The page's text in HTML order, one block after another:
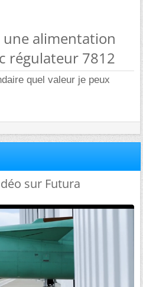
une alimentation
régulateur 7812
quel valeur je peux
sur Futura